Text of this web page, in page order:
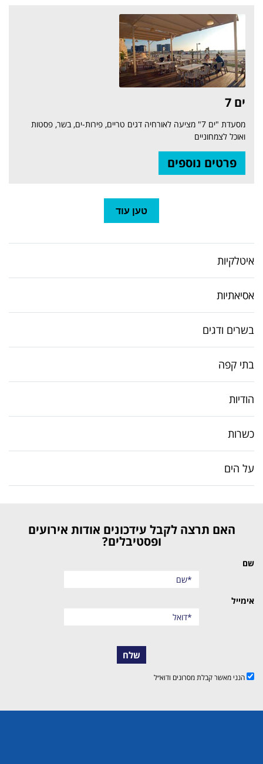
ים 7
מסעדת "ים 7" מציעה לאורחיה דגים טריים, פירות-ים, בשר, פסטות
ואוכל לצמחוניים
פרטים נוספים
טען עוד
איטלקיות
אסיאתיות
בשרים ודגים
בתי קפה
הודיות
כשרות
על הים
האם תרצה לקבל עידכונים אודות אירועים
ופסטיבלים?
שם
אימייל
שלח
הנני מאשר קבלת מסרונים ודוא״ל